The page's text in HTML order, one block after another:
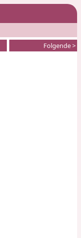
Folgende >